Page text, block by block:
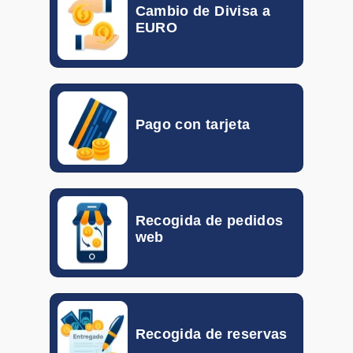
GTQ 0.092 0.133
HKD
HUF
IDR 0.000046 0.000056
ILS 0.19870 0.30940
INR
ISK
KRW
Cambio de Divisa a
EURO
Pago con tarjeta
Recogida de pedidos
web
Recogida de reservas